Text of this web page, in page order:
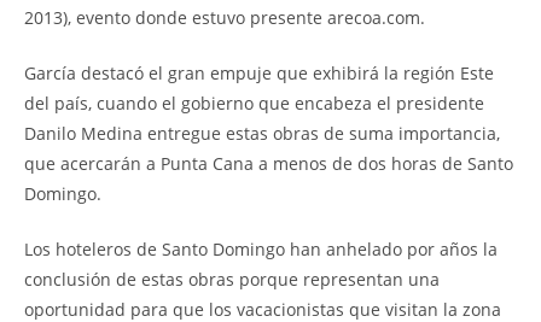
2013), evento donde estuvo presente arecoa.com.
García destacó el gran empuje que exhibirá la región Este
del país, cuando el gobierno que encabeza el presidente
Danilo Medina entregue estas obras de suma importancia,
que acercarán a Punta Cana a menos de dos horas de Santo
Domingo.
Los hoteleros de Santo Domingo han anhelado por años la
conclusión de estas obras porque representan una
oportunidad para que los vacacionistas que visitan la zona